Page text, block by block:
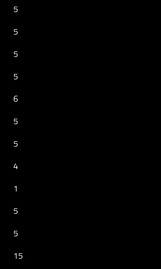
5
5
5
5
6
5
5
4
1
5
5
15